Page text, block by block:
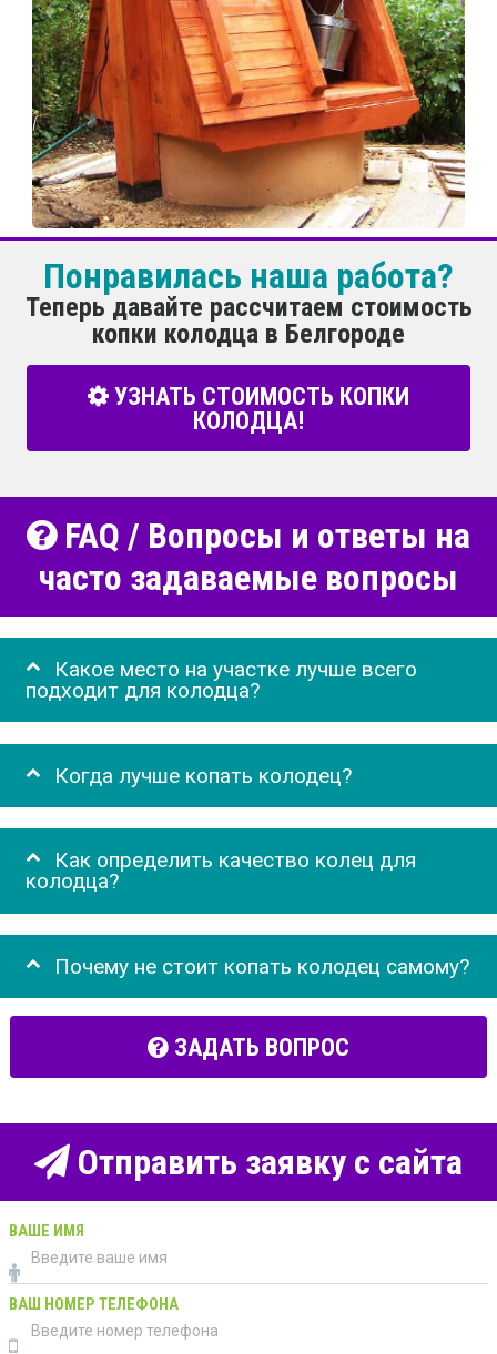
Понравилась наша работа?
Теперь давайте рассчитаем стоимость
копки колодца в Белгороде
УЗНАТЬ СТОИМОСТЬ КОПКИ
КОЛОДЦА!
FAQ / Вопросы и ответы на
часто задаваемые вопросы
Какое место на участке лучше всего
подходит для колодца?
Когда лучше копать колодец?
Как определить качество колец для
колодца?
Почему не стоит копать колодец самому?
ЗАДАТЬ ВОПРОС
Отправить заявку с сайта
ВАШЕ ИМЯ
ВАШ НОМЕР ТЕЛЕФОНА